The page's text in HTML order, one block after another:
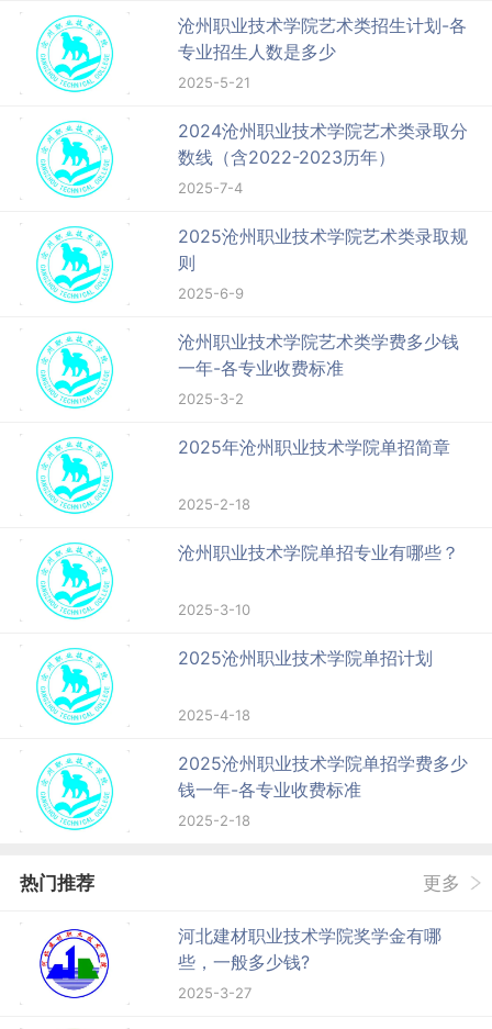
沧州职业技术学院艺术类招生计划-各
专业招生人数是多少
2025-5-21
2024沧州职业技术学院艺术类录取分
数线（含2022-2023历年）
2025-7-4
2025沧州职业技术学院艺术类录取规
则
2025-6-9
沧州职业技术学院艺术类学费多少钱
一年-各专业收费标准
2025-3-2
2025年沧州职业技术学院单招简章
2025-2-18
沧州职业技术学院单招专业有哪些？
2025-3-10
2025沧州职业技术学院单招计划
2025-4-18
2025沧州职业技术学院单招学费多少
钱一年-各专业收费标准
2025-2-18
热门推荐 更多
河北建材职业技术学院奖学金有哪
些，一般多少钱?
2025-3-27